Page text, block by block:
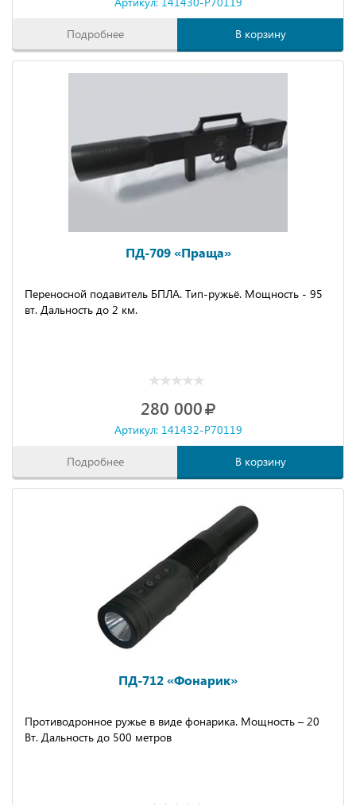
Подробнее В корзину
ПД-709 «Праща»
Переносной подавитель БПЛА. Тип-ружьё. Мощность - 95
вт. Дальность до 2 км.
280 000
Артикул: 141432-P70119
Подробнее В корзину
ПД-712 «Фонарик»
Противодронное ружье в виде фонарика. Мощность – 20
Вт. Дальность до 500 метров